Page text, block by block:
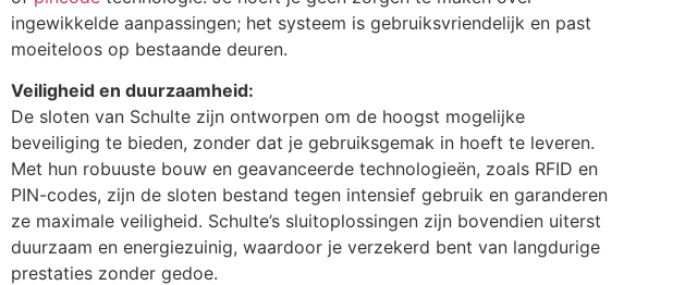
ingewikkelde aanpassingen; het systeem is gebruiksvriendelijk en past
moeiteloos op bestaande deuren.
Veiligheid en duurzaamheid:
De sloten van Schulte zijn ontworpen om de hoogst mogelijke
beveiliging te bieden, zonder dat je gebruiksgemak in hoeft te leveren.
Met hun robuuste bouw en geavanceerde technologieën, zoals RFID en
PIN-codes, zijn de sloten bestand tegen intensief gebruik en garanderen
ze maximale veiligheid. Schulte’s sluitoplossingen zijn bovendien uiterst
duurzaam en energiezuinig, waardoor je verzekerd bent van langdurige
prestaties zonder gedoe.